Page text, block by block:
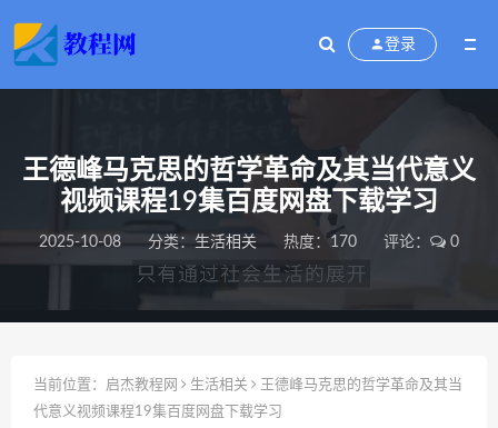
登录
王德峰马克思的哲学革命及其当代意义
视频课程19集百度网盘下载学习
2025-10-08 分类： 生活相关 热度：170 评论： 0
当前位置： 启杰教程网 生活相关
王德峰马克思的哲学革命及其当
代意义视频课程19集百度网盘下载学习